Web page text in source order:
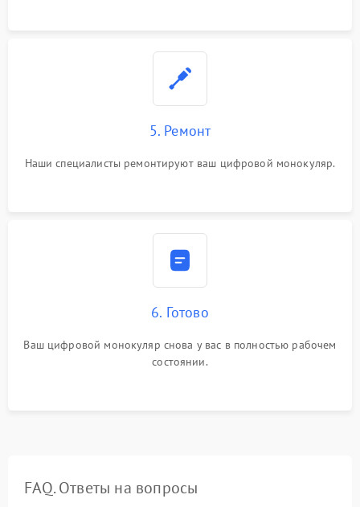
5. Ремонт
Наши специалисты ремонтируют ваш цифровой монокуляр.
6. Готово
Ваш цифровой монокуляр снова у вас в полностью рабочем
состоянии.
FAQ. Ответы на вопросы